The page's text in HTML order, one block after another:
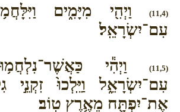
(11,4)
וַיְהִ֖י מִיָּמִ֑ים
עִם־יִשְׂרָאֵֽל׃
(11,5)
וַיְהִ֕י
עִם־יִשְׂרָאֵ֑ל וַיֵּֽלְכוּ֙ זִקְנֵ֣י
אֶת־יִפְתָּ֖ח מֵאֶ֥רֶץ טֽוֹב׃